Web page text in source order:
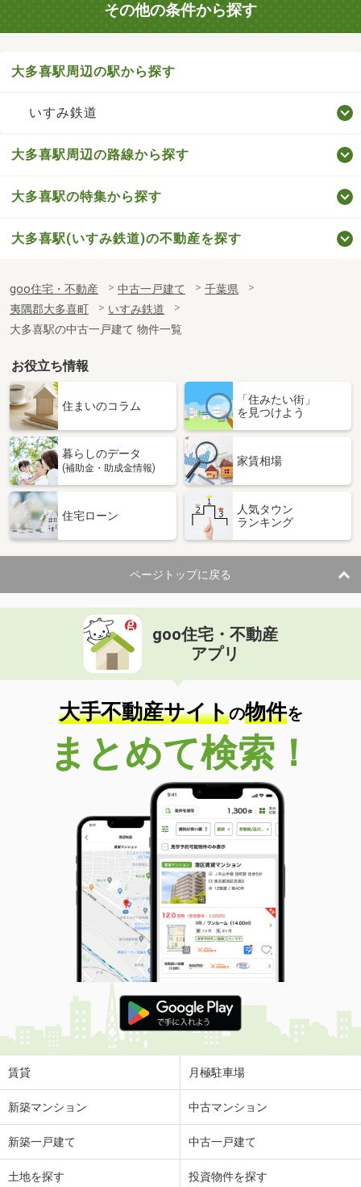
その他の条件から探す
大多喜駅周辺の駅から探す
いすみ鉄道
大多喜駅周辺の路線から探す
大多喜駅の特集から探す
大多喜駅(いすみ鉄道)の不動産を探す
goo住宅・不動産 中古一戸建て
千葉県
夷隅郡大多喜町
いすみ鉄道
大多喜駅の中古一戸建て 物件一覧
お役立ち情報
住まいのコラム
「住みたい街」
を見つけよう
暮らしのデータ
(補助金・助成金情報)
家賃相場
住宅ローン
人気タウン
ランキング
ページトップに戻る
goo住宅・不動産
アプリ
大手不動産サイトの物件を
まとめて検索！
賃貸 月極駐車場
新築マンション 中古マンション
新築一戸建て 中古一戸建て
土地を探す 投資物件を探す